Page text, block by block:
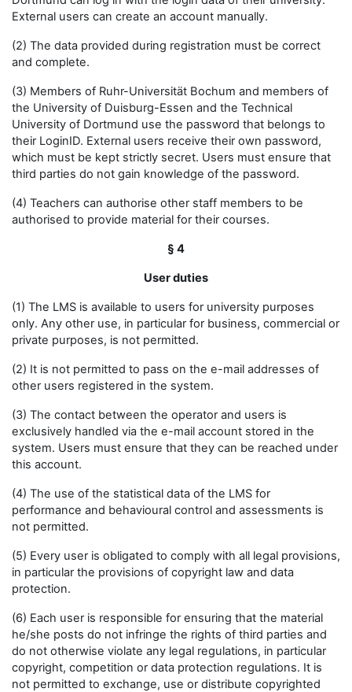
External users can create an account manually.
(2) The data provided during registration must be correct
and complete.
(3) Members of Ruhr-Universität Bochum and members of
the University of Duisburg-Essen and the Technical
University of Dortmund use the password that belongs to
their LoginID. External users receive their own password,
which must be kept strictly secret. Users must ensure that
third parties do not gain knowledge of the password.
(4) Teachers can authorise other staff members to be
authorised to provide material for their courses.
§ 4
User duties
(1) The LMS is available to users for university purposes
only. Any other use, in particular for business, commercial or
private purposes, is not permitted.
(2) It is not permitted to pass on the e-mail addresses of
other users registered in the system.
(3) The contact between the operator and users is
exclusively handled via the e-mail account stored in the
system. Users must ensure that they can be reached under
this account.
(4) The use of the statistical data of the LMS for
performance and behavioural control and assessments is
not permitted.
(5) Every user is obligated to comply with all legal provisions,
in particular the provisions of copyright law and data
protection.
(6) Each user is responsible for ensuring that the material
he/she posts do not infringe the rights of third parties and
do not otherwise violate any legal regulations, in particular
copyright, competition or data protection regulations. It is
not permitted to exchange, use or distribute copyrighted